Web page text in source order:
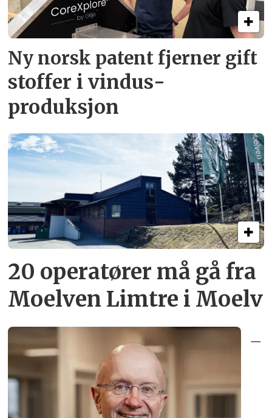
Ny norsk patent fjerner gift­
stoffer i vindus­
produksjon
20 operatører må gå fra
Moelven Limtre i Moelv
–